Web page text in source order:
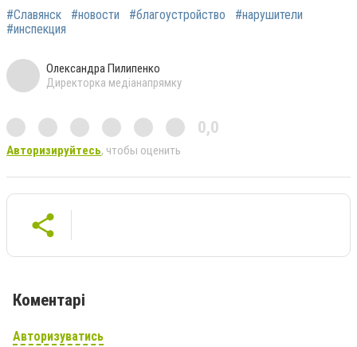
#Славянск #новости #благоустройство
#нарушители
#инспекция
Олександра Пилипенко
Директорка медіанапрямку
0,0
Авторизируйтесь, чтобы оценить
Коментарі
Авторизуватись